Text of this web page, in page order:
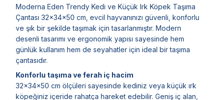
Moderna Eden Trendy Kedi ve Küçük Irk Köpek Taşıma
Çantası 32x34x50 cm, evcil hayvanınızı güvenli, konforlu
ve şık bir şekilde taşımak için tasarlanmıştır. Modern
desenli tasarımı ve ergonomik yapısı sayesinde hem
günlük kullanım hem de seyahatler için ideal bir taşıma
çantasıdır.
Konforlu taşıma ve ferah iç hacim
32x34x50 cm ölçüleri sayesinde kediniz veya küçük ırk
köpeğiniz içeride rahatça hareket edebilir. Geniş iç alan,